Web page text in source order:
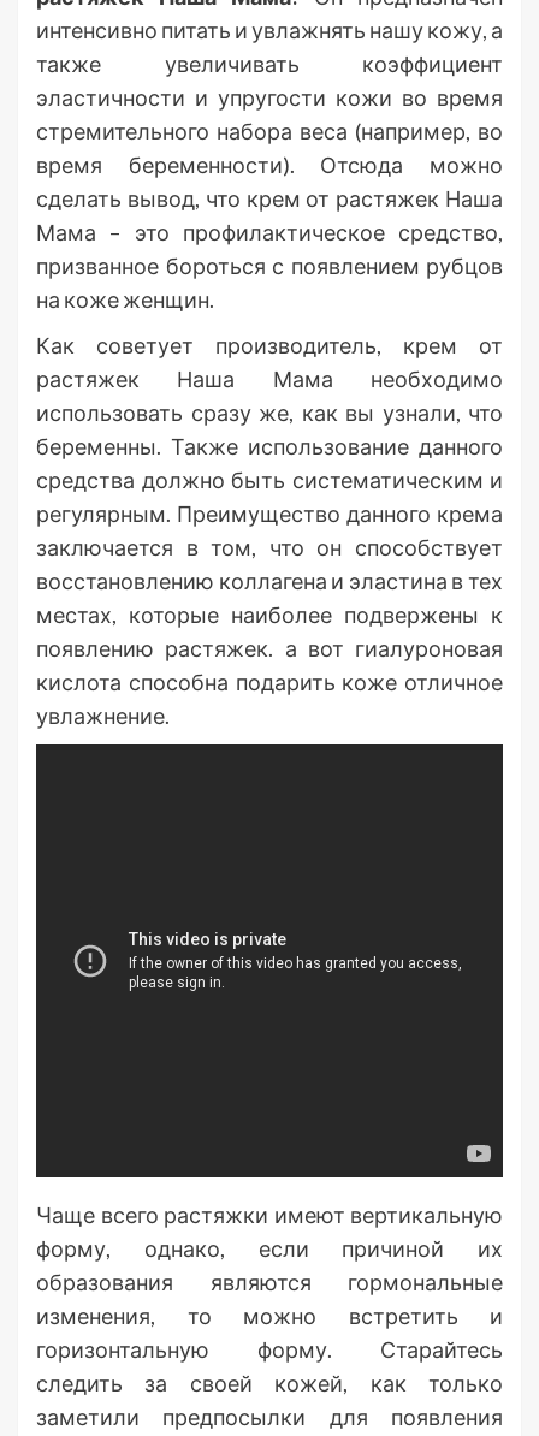
интенсивно питать и увлажнять нашу кожу, а
также увеличивать коэффициент
эластичности и упругости кожи во время
стремительного набора веса (например, во
время беременности). Отсюда можно
сделать вывод, что крем от растяжек Наша
Мама – это профилактическое средство,
призванное бороться с появлением рубцов
на коже женщин.
Как советует производитель, крем от
растяжек Наша Мама необходимо
использовать сразу же, как вы узнали, что
беременны. Также использование данного
средства должно быть систематическим и
регулярным. Преимущество данного крема
заключается в том, что он способствует
восстановлению коллагена и эластина в тех
местах, которые наиболее подвержены к
появлению растяжек. а вот гиалуроновая
кислота способна подарить коже отличное
увлажнение.
Чаще всего растяжки имеют вертикальную
форму, однако, если причиной их
образования являются гормональные
изменения, то можно встретить и
горизонтальную форму. Старайтесь
следить за своей кожей, как только
заметили предпосылки для появления